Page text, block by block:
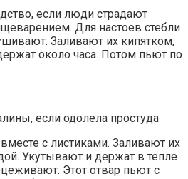
если люди страдают
Для настоев стебли
Заливают их кипятком,
около часа. Потом пьют по
если одолела простуда
с листиками. Заливают их
Укутывают и держат в тепле
Этот отвар пьют с